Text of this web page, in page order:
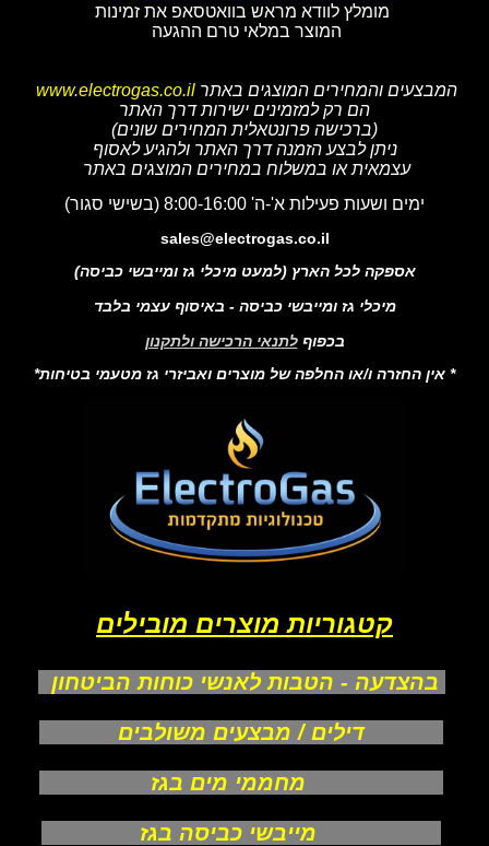
מומלץ לוודא מראש בוואטסאפ את זמינות
המוצר במלאי טרם ההגעה
המבצעים והמחירים המוצגים באתר www.electrogas.co.il
הם רק למזמינים ישירות דרך האתר
(ברכישה פרונטאלית המחירים שונים)
ניתן לבצע הזמנה דרך האתר ולהגיע לאסוף
עצמאית או במשלוח במחירים המוצגים באתר
ימים ושעות פעילות א'-ה' 8:00-16:00 (בשישי סגור)
sales@electrogas.co.il
אספקה לכל הארץ (למעט מיכלי גז ומייבשי כביסה)
מיכלי גז ומייבשי כביסה - באיסוף עצמי בלבד
בכפוף לתנאי הרכישה ולתקנון
* אין החזרה ו/או החלפה של מוצרים ואביזרי גז מטעמי בטיחות*
קטגוריות מוצרים מובילים
בהצדעה - הטבות לאנשי כוחות הביטחון
דילים / מבצעים משולבים
מחממי מים בגז
מייבשי כביסה בגז